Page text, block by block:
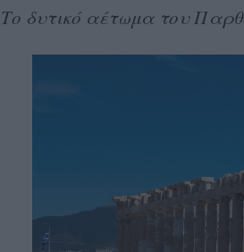
Το δυτικό αέτωμα του